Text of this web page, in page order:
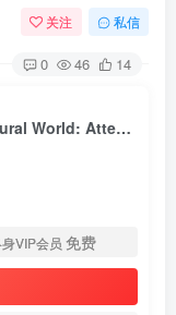
关注 私信
0 46 14
自然纪录片《大卫爱登堡：蛋的奇迹 Natural World: Attenborough's Wonder of Eggs》下载
VIP会员 免费